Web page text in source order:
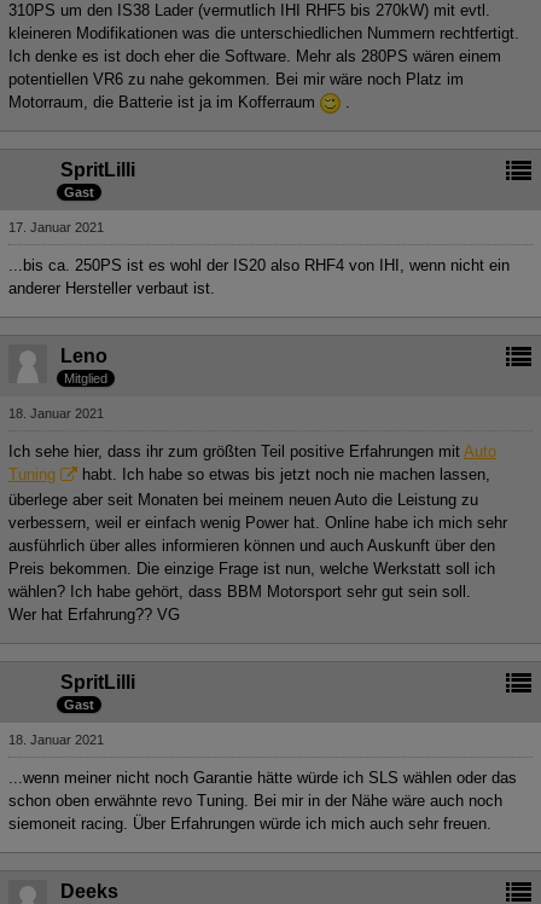
310PS um den IS38 Lader (vermutlich IHI RHF5 bis 270kW) mit evtl.
kleineren Modifikationen was die unterschiedlichen Nummern rechtfertigt.
Ich denke es ist doch eher die Software. Mehr als 280PS wären einem
potentiellen VR6 zu nahe gekommen. Bei mir wäre noch Platz im
Motorraum, die Batterie ist ja im Kofferraum
.
SpritLilli
Gast
17. Januar 2021
...bis ca. 250PS ist es wohl der IS20 also RHF4 von IHI, wenn nicht ein
anderer Hersteller verbaut ist.
Leno
Mitglied
18. Januar 2021
Ich sehe hier, dass ihr zum größten Teil positive Erfahrungen mit Auto
Tuning
habt. Ich habe so etwas bis jetzt noch nie machen lassen,
überlege aber seit Monaten bei meinem neuen Auto die Leistung zu
verbessern, weil er einfach wenig Power hat. Online habe ich mich sehr
ausführlich über alles informieren können und auch Auskunft über den
Preis bekommen. Die einzige Frage ist nun, welche Werkstatt soll ich
wählen? Ich habe gehört, dass BBM Motorsport sehr gut sein soll.
Wer hat Erfahrung?? VG
SpritLilli
Gast
18. Januar 2021
...wenn meiner nicht noch Garantie hätte würde ich SLS wählen oder das
schon oben erwähnte revo Tuning. Bei mir in der Nähe wäre auch noch
siemoneit racing. Über Erfahrungen würde ich mich auch sehr freuen.
Deeks